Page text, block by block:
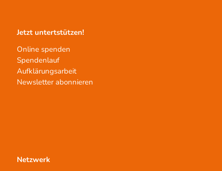
Jetzt untertstützen!
Online spenden
Spendenlauf
Aufklärungsarbeit
Newsletter abonnieren
Netzwerk